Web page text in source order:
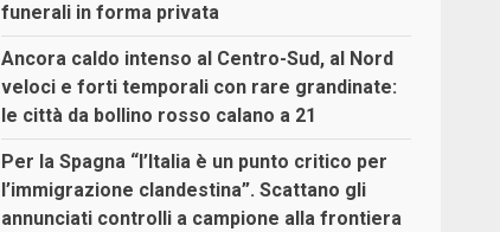
funerali in forma privata
Ancora caldo intenso al Centro-Sud, al Nord
veloci e forti temporali con rare grandinate:
le città da bollino rosso calano a 21
Per la Spagna “l’Italia è un punto critico per
l’immigrazione clandestina”. Scattano gli
annunciati controlli a campione alla frontiera